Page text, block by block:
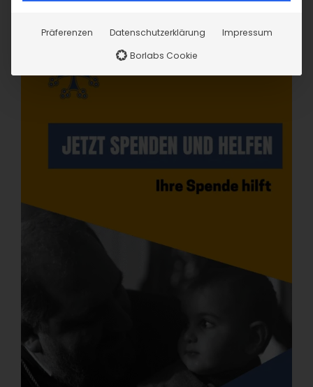
Präferenzen Datenschutzerklärung
Impressum
Borlabs Cookie